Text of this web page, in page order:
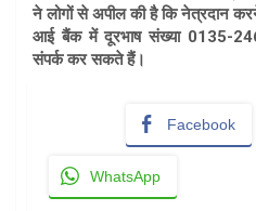
ने लोगों से अपील की है कि नेत्रदान
आई बैंक में दूरभाष संख्या 0135-
संपर्क कर सकते हैं।
Facebook
WhatsApp